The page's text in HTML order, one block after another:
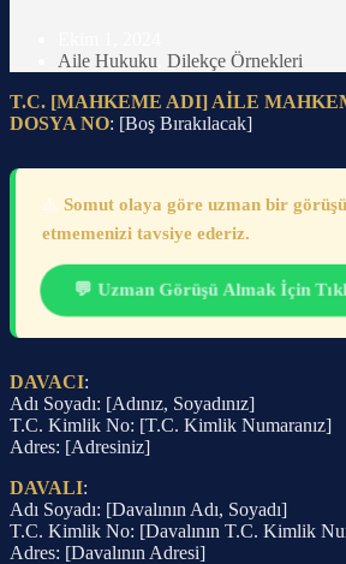
Aile Hukuku Dilekçe Örnekleri
T.C. [MAHKEME ADI] AİLE
DOSYA NO: [Boş Bırakılacak]
Somut olaya göre uzman bir
etmemenizi tavsiye ederiz.
💬 Uzman Görüşü Almak İçin
DAVACI:
Adı Soyadı: [Adınız, Soyadınız]
T.C. Kimlik No: [T.C. Kimlik Numaranız]
Adres: [Adresiniz]
DAVALI:
Adı Soyadı: [Davalının Adı, Soyadı]
T.C. Kimlik No: [Davalının T.C. Kimlik
Adres: [Davalının Adresi]